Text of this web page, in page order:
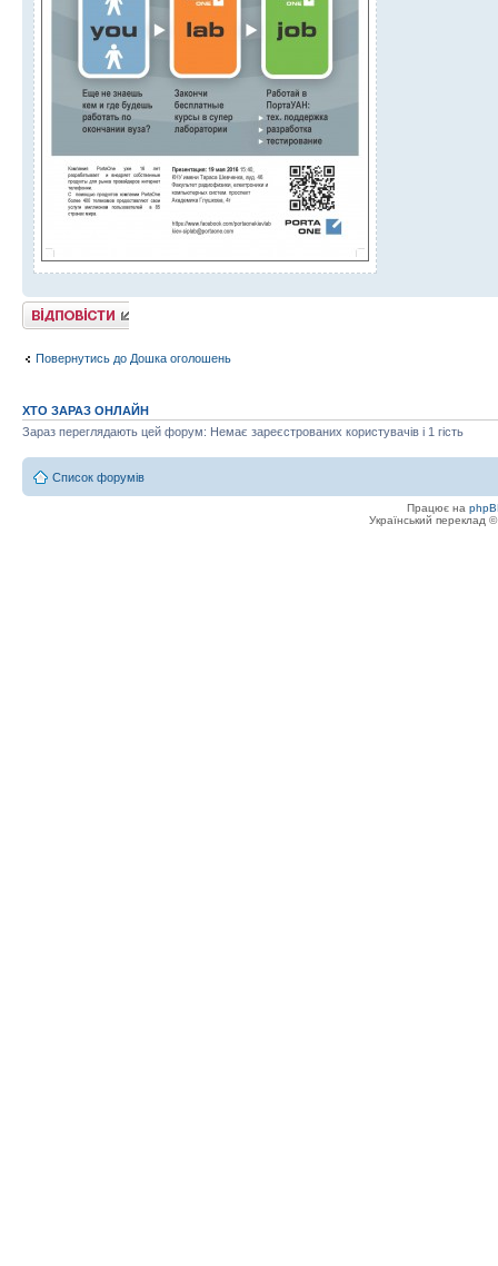
Відповісти
Повернутись до Дошка оголошень
ХТО ЗАРАЗ ОНЛАЙН
Зараз переглядають цей форум: Немає зареєстрованих користувачів і 1 гість
Список форумів
Працює на
Український переклад